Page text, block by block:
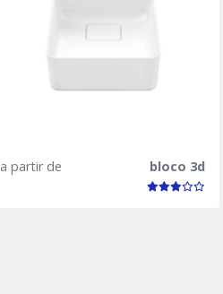
a partir de bloco 3d